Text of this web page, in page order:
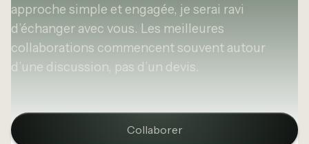
approche simple et engagée, je serai ravi
d’échanger avec vous. Les meilleures
collaborations commencent souvent autour
d’une discussion, pas d’un devis.
Collaborer